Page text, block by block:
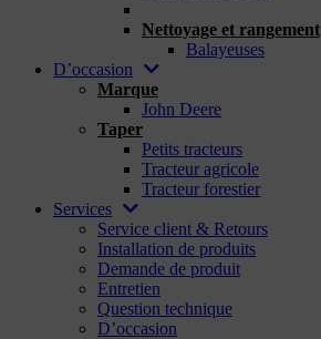
Nettoyage et rangement
Balayeuses
D’occasion
Marque
John Deere
Taper
Petits tracteurs
Tracteur agricole
Tracteur forestier
Services
Service client & Retours
Installation de produits
Demande de produit
Entretien
Question technique
D’occasion